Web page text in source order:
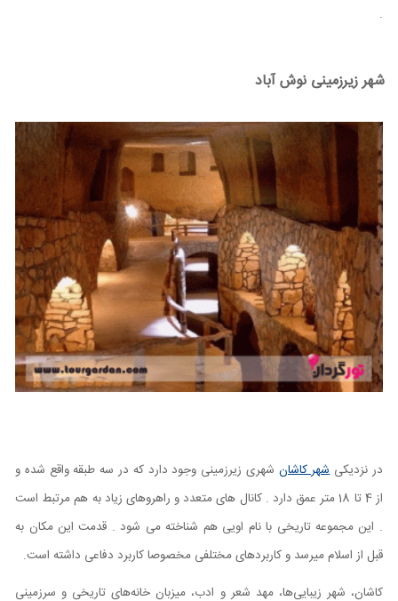
.
شهر زیرزمینی نوش آباد
در نزدیکیشهر کاشان شهری زیرزمینی وجود دارد که در سه طبقه واقع شده و
از 4 تا 18 متر عمق دارد . کانال های متعدد و راهروهای زیاد به هم مرتبط است
. این مجموعه تاریخی با نام اویی هم شناخته می شود . قدمت این مکان به
قبل از اسلام میرسد و کاربردهای مختلفی مخصوصا کاربرد دفاعی داشته است.
کاشان، شهر زیبایی‌ها، مهد شعر و ادب، میزبان خانه‌های تاریخی و سرزمینی